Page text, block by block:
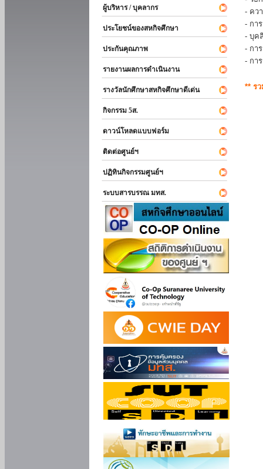
ผู้บริหาร / บุคลากร
ประโยชน์ของสหกิจศึกษา
ประกันคุณภาพ
รายงานผลการดำเนินงาน
รางวัลนักศึกษาสหกิจศึกษาดีเด่น
กิจกรรม 5ส.
ดาวน์โหลดแบบฟอร์ม
ติดต่อศูนย์ฯ
ปฏิทินกิจกรรมศูนย์ฯ
ระบบสารบรรณ มทส.
- คว
- กา
- บุค
- กา
- กา
** ร